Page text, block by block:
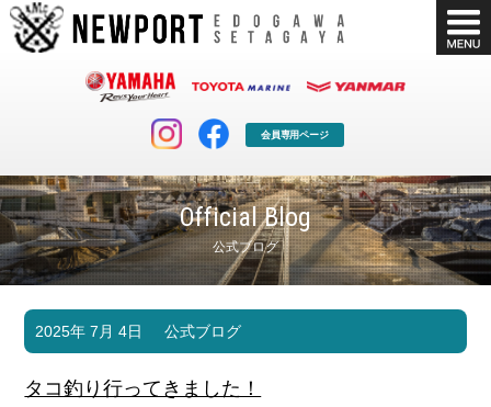
会員専用ページ
Official Blog
公式ブログ
マリンクラブ
マリンライフを堪能したい！
ボート販売
ボート免許
長年の実績と信頼！
2025年 7月 4日 公式ブログ
タコ釣り行ってきました！